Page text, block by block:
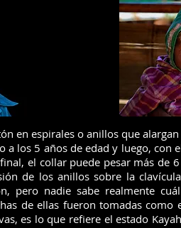
en espirales o anillos que
los 5 años de edad y luego, con
el collar puede pesar más de
de los anillos sobre la
pero nadie sabe realmente
de ellas fueron tomadas como
es lo que refiere el estado